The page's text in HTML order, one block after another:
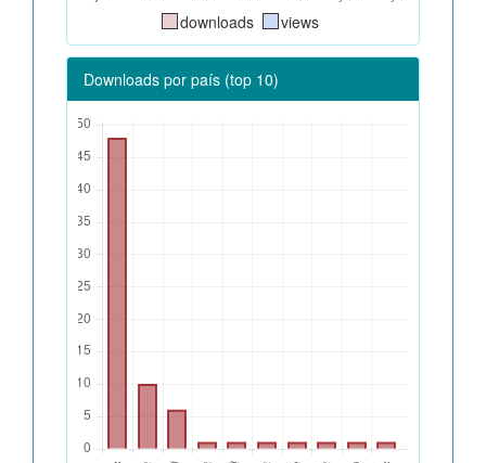
downloads views
Downloads por país (top 10)